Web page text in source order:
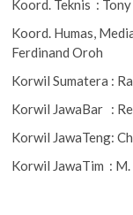
Koord. Teknis :
Koord. Humas,
Ferdinand Oroh
Korwil Sumatera :
Korwil JawaBar :
Korwil JawaTeng:
Korwil JawaTim :